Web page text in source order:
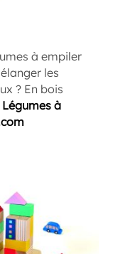
à empiler
les
? En bois
Légumes à